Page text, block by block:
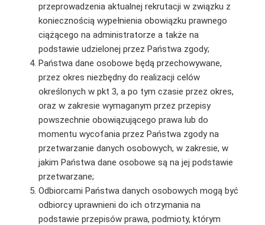
przeprowadzenia aktualnej rekrutacji w związku z
koniecznością wypełnienia obowiązku prawnego
ciążącego na administratorze a także na
podstawie udzielonej przez Państwa zgody;
Państwa dane osobowe będą przechowywane,
przez okres niezbędny do realizacji celów
określonych w pkt 3, a po tym czasie przez okres,
oraz w zakresie wymaganym przez przepisy
powszechnie obowiązującego prawa lub do
momentu wycofania przez Państwa zgody na
przetwarzanie danych osobowych, w zakresie, w
jakim Państwa dane osobowe są na jej podstawie
przetwarzane;
Odbiorcami Państwa danych osobowych mogą być
odbiorcy uprawnieni do ich otrzymania na
podstawie przepisów prawa, podmioty, którym